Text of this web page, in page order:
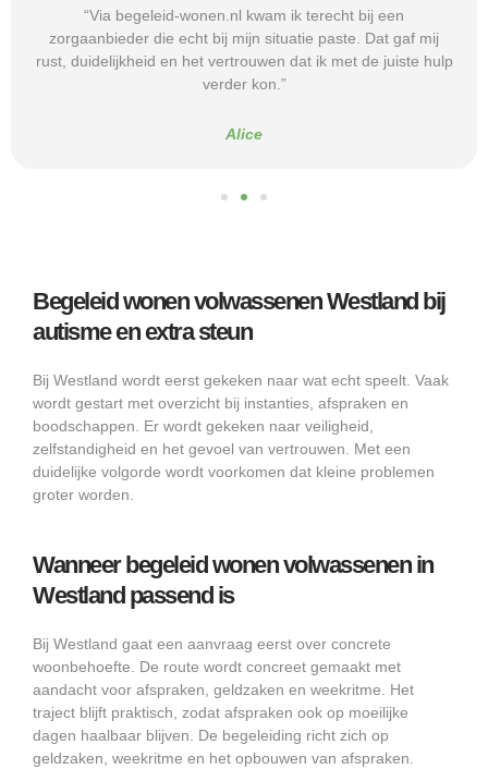
“Via begeleid-wonen.nl kwam ik terecht bij een
zorgaanbieder die echt bij mijn situatie paste. Dat gaf mij
rust, duidelijkheid en het vertrouwen dat ik met de juiste hulp
verder kon.”
Alice
Begeleid wonen volwassenen Westland bij
autisme en extra steun
Bij Westland wordt eerst gekeken naar wat echt speelt. Vaak
wordt gestart met overzicht bij instanties, afspraken en
boodschappen. Er wordt gekeken naar veiligheid,
zelfstandigheid en het gevoel van vertrouwen. Met een
duidelijke volgorde wordt voorkomen dat kleine problemen
groter worden.
Wanneer begeleid wonen volwassenen in
Westland passend is
Bij Westland gaat een aanvraag eerst over concrete
woonbehoefte. De route wordt concreet gemaakt met
aandacht voor afspraken, geldzaken en weekritme. Het
traject blijft praktisch, zodat afspraken ook op moeilijke
dagen haalbaar blijven. De begeleiding richt zich op
geldzaken, weekritme en het opbouwen van afspraken.